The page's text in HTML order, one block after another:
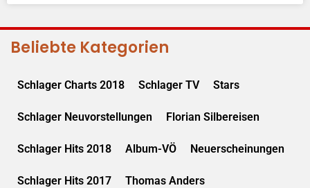
Beliebte Kategorien
Schlager Charts 2018 Schlager TV Stars
Schlager Neuvorstellungen Florian Silbereisen
Schlager Hits 2018 Album-VÖ Neuerscheinungen
Schlager Hits 2017 Thomas Anders